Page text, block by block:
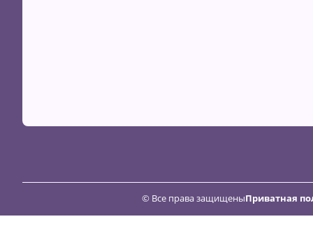
© Все права защищеныПриватная